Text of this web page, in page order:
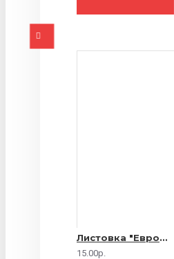
Листовка "Еврофлаер" (цветная с двух сторон)
15.00р.